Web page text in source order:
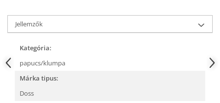
Jellemzők
Kategória:
papucs/klumpa
Márka tipus:
Doss